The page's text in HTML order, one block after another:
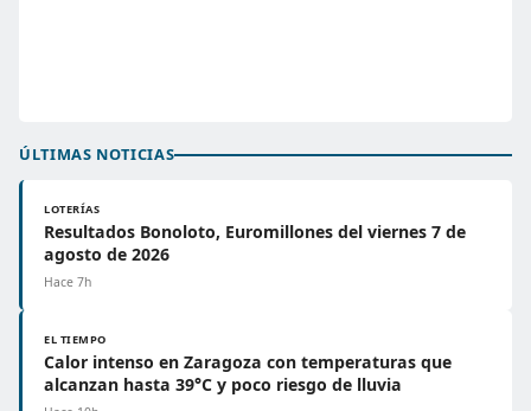
ÚLTIMAS NOTICIAS
LOTERÍAS
Resultados Bonoloto, Euromillones del viernes 7 de
agosto de 2026
Hace 7h
EL TIEMPO
Calor intenso en Zaragoza con temperaturas que
alcanzan hasta 39°C y poco riesgo de lluvia